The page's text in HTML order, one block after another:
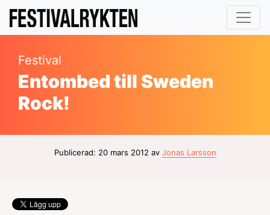
Festival
Entombed till Sweden
Rock!
Publicerad: 20 mars 2012 av Jonas Larsson